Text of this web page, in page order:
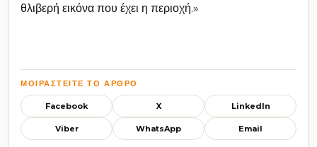
θλιβερή εικόνα που έχει η περιοχή.»
ΜΟΙΡΑΣΤΕΊΤΕ ΤΟ ΆΡΘΡΟ
Facebook X LinkedIn
Viber WhatsApp Email